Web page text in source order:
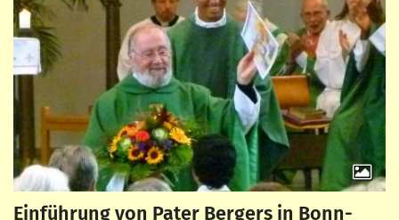
Einführung von Pater Bergers in Bonn-